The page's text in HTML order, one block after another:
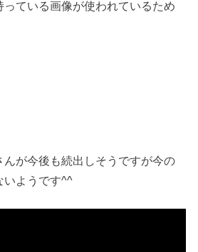
っている画像が使われているため
んが今後も続出しそうですが今の
いようです^^